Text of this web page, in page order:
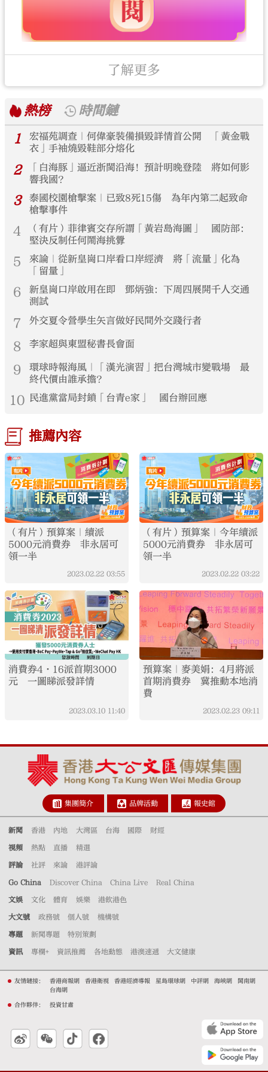
了解更多
熱榜
時間鏈
1
宏福苑調查｜何偉豪裝備損毀詳情首公開 「黃金戰
衣」手袖燒毀鞋部分熔化
2
「白海豚」逼近浙閩沿海！預計明晚登陸 將如何影
響我國？
3
泰國校園槍擊案｜已致8死15傷 為年內第二起致命
槍擊事件
4
（有片）菲律賓交存所謂「黃岩島海圖」 國防部：
堅決反制任何鬧海挑釁
5
來論｜從新皇崗口岸看口岸經濟 將「流量」化為
「留量」
6
新皇崗口岸啟用在即 鄧炳強：下周四展開千人交通
測試
7 外交夏令營學生矢言做好民間外交踐行者
8 李家超與東盟秘書長會面
9
環球時報海風｜「漢光演習」把台灣城市變戰場 最
終代價由誰承擔？
10 民進黨當局封鎖「台青e家」 國台辦回應
推薦內容
（有片）預算案｜續派
5000元消費券 非永居可
領一半
2023.02.22 03:55
（有片）預算案｜今年續派
5000元消費券 非永居可
領一半
2023.02.22 03:22
消費券4·16派首期3000
元 一圖睇派發詳情
2023.03.10 11:40
預算案｜麥美娟：4月將派
首期消費券 冀推動本地消
費
2023.02.23 09:11
集團簡介 品牌活動 報史館
新聞 香港 內地 大灣區 台海 國際 財經
視頻 熱點 直播 精選
評論 社評 來論 港評論
Go China Discover China China Live Real China
文娛 文化 體育 娛樂 港飲港色
大文號 政務號 個人號 機構號
專題 新聞專題 特別策劃
資訊 專欄+ 資訊推薦 各地動態 港澳速遞 大文健康
友情鏈接： 香港商報網 香港衛視 香港經濟導報 星島環球網 中評網 海峽網
閩南網
台海網
合作夥伴： 投資甘肅